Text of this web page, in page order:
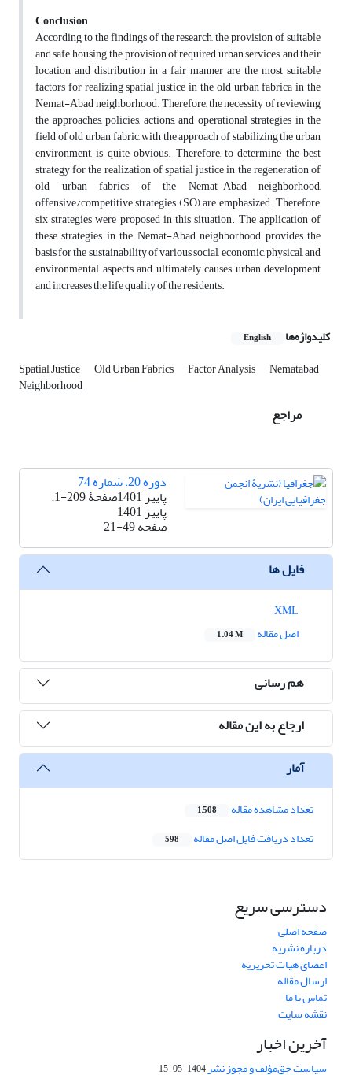
Conclusion
According to the findings of the research, the provision of suitable
and safe housing, the provision of required urban services, and their
location and distribution in a fair manner are the most suitable
factors for realizing spatial justice in the old urban fabrica in the
Nemat-Abad neighborhood. Therefore, the necessity of reviewing
the approaches, policies, actions, and operational strategies in the
field of old urban fabric, with the approach of stabilizing the urban
environment, is quite obvious. Therefore, to determine the best
strategy for the realization of spatial justice in the regeneration of
old urban fabrics of the Nemat-Abad neighborhood,
offensive/competitive strategies (SO) are emphasized. Therefore,
six strategies were proposed in this situation. The application of
these strategies in the Nemat-Abad neighborhood provides the
basis for the sustainability of various social, economic, physical, and
environmental aspects and ultimately causes urban development
and increases the life quality of the residents.
کلیدواژه‌ها English
Spatial Justice Old Urban Fabrics Factor Analysis Nematabad
Neighborhood
مراجع
دوره 20، شماره 74
پاییز 1401صفحۀ 209-1.
پاییز 1401
صفحه21-49
فایل ها
اصل مقاله
1.04 M
هم رسانی
ارجاع به این مقاله
آمار
تعداد مشاهده مقاله 1,508
تعداد دریافت فایل اصل مقاله 598
دسترسی سریع
صفحه اصلی
درباره نشریه
اعضای هیات تحریریه
ارسال مقاله
تماس با ما
نقشه سایت
آخرین اخبار
سیاست حق‌مؤلف و مجوز نشر1404-05-15